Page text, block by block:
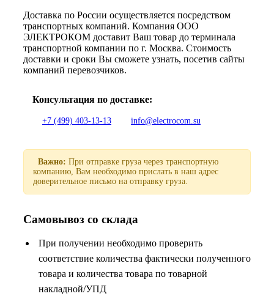
Доставка по России осуществляется посредством
транспортных компаний. Компания ООО
ЭЛЕКТРОКОМ доставит Ваш товар до терминала
транспортной компании по г. Москва. Стоимость
доставки и сроки Вы сможете узнать, посетив сайты
компаний перевозчиков.
Консультация по доставке:
+7 (499) 403-13-13 info@electrocom.su
Важно: При отправке груза через транспортную
компанию, Вам необходимо прислать в наш адрес
доверительное письмо на отправку груза.
Самовывоз со склада
При получении необходимо проверить
соответствие количества фактически полученного
товара и количества товара по товарной
накладной/УПД